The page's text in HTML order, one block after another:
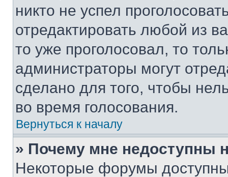
никто не успел
отредактировать любой из
то уже проголосовал, то
администраторы могут
сделано для того, чтобы
во время голосования.
Вернуться к началу
» Почему мне недоступны
Некоторые форумы